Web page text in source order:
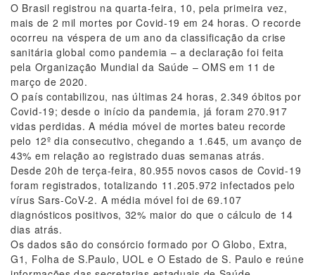
O Brasil registrou na quarta-feira, 10, pela primeira vez,
mais de 2 mil mortes por Covid-19 em 24 horas. O recorde
ocorreu na véspera de um ano da classificação da crise
sanitária global como pandemia – a declaração foi feita
pela Organização Mundial da Saúde – OMS em 11 de
março de 2020.
O país contabilizou, nas últimas 24 horas, 2.349 óbitos por
Covid-19; desde o início da pandemia, já foram 270.917
vidas perdidas. A média móvel de mortes bateu recorde
pelo 12º dia consecutivo, chegando a 1.645, um avanço de
43% em relação ao registrado duas semanas atrás.
Desde 20h de terça-feira, 80.955 novos casos de Covid-19
foram registrados, totalizando 11.205.972 infectados pelo
vírus Sars-CoV-2. A média móvel foi de 69.107
diagnósticos positivos, 32% maior do que o cálculo de 14
dias atrás.
Os dados são do consórcio formado por O Globo, Extra,
G1, Folha de S.Paulo, UOL e O Estado de S. Paulo e reúne